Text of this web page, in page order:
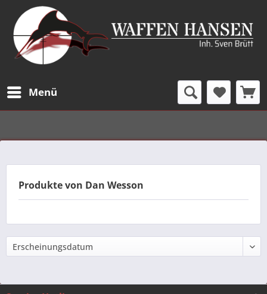
Menü
Produkte von Dan Wesson